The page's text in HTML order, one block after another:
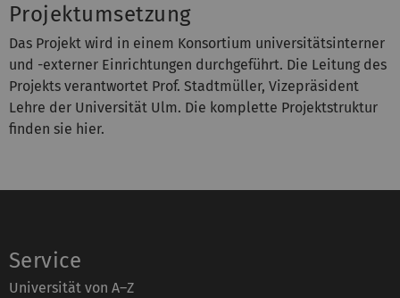
Projektumsetzung
Das Projekt wird in einem Konsortium universitätsinterner
und -externer Einrichtungen durchgeführt. Die Leitung des
Projekts verantwortet Prof. Stadtmüller, Vizepräsident
Lehre der Universität Ulm. Die komplette Projektstruktur
finden sie hier.
Service
Universität von A–Z